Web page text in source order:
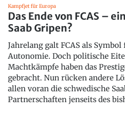
Kampfjet für Europa
Das Ende von FCAS –
Saab Gripen?
Jahrelang galt FCAS als
Autonomie. Doch politische
Machtkämpfe haben das
gebracht. Nun rücken andere
allen voran die schwedische
Partnerschaften jenseits des